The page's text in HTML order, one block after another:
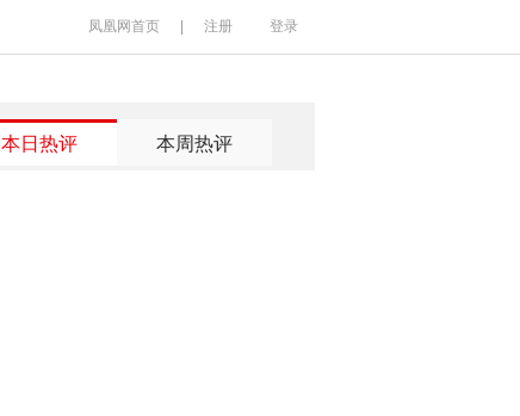
凤凰网首页 注册 登录
本日热评 本周热评